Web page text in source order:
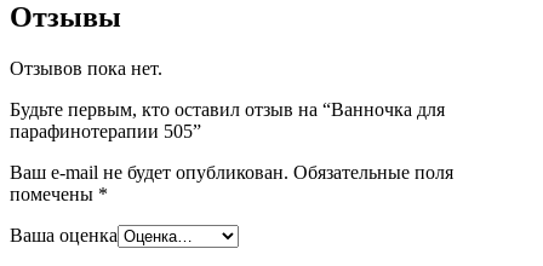
Отзывы
Отзывов пока нет.
Будьте первым, кто оставил отзыв на “Ванночка для
парафинотерапии 505”
Ваш e-mail не будет опубликован. Обязательные поля
помечены *
Ваша оценка